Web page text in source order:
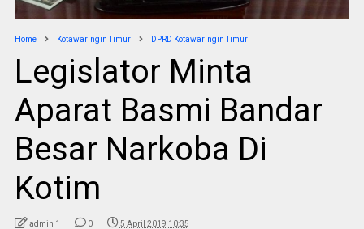
Home Kotawaringin Timur DPRD Kotawaringin Timur
Legislator Minta
Aparat Basmi Bandar
Besar Narkoba Di
Kotim
admin 1 0 5 April 2019 10:35